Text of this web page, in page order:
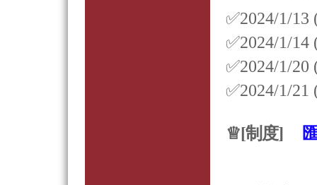
✅2024/1/
✅2024/1/
✅2024/1/
✅2024/1/
♕[制度]